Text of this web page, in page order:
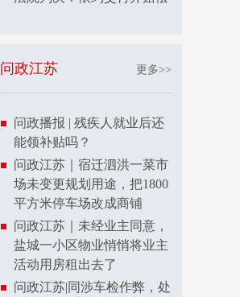
问政江苏 更多>>
问政播报 | 残疾人就业后还
能领补贴吗？
问政江苏｜宿迁泗洪一菜市
场未变更规划用途，把1800
平方米停车场改成商铺
问政江苏｜未经业主同意，
盐城一小区物业悄悄将业主
活动用房租出去了
问政江苏|同涉车检作弊，处